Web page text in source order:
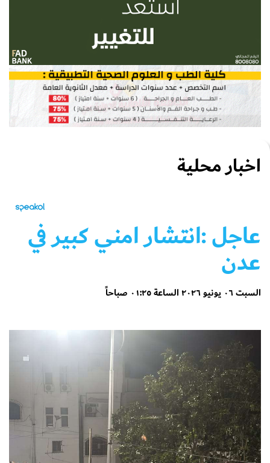
اخبار محلية
عاجل:انتشار امني كبير في
عدن
السبت ٠٦ يونيو ٢٠٢٦ الساعة ٠١:٢٥ صباحاً